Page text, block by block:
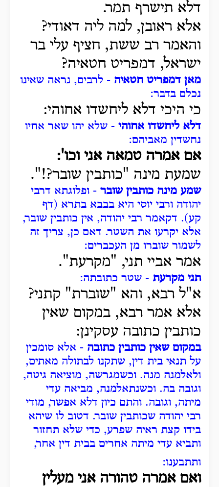
דלא תישרף תמר.
אלא ראובן, למה ליה דאודי?
והאמר רב ששת, חציף עלי בר
ישראל, דמפריט חטאיה?
מאן דמפריט חטאיה - לרבים, נראה שאינו
נכלם בדבר:
כי היכי דלא ליחשדו אחוהי:
דלא ליחשדו אחוהי - שלא יהו שאר אחיו
נחשדין מאביהם:
אם אמרה טמאה אני וכו':
שמעת מינה "כותבין שובר?!".
שמע מינה כותבין שובר - ופלוגתא דרבי
יהודה ורבי יוסי היא בבבא בתרא (דף
קע). דקאמר רבי יהודה, אין כותבין שובר,
אלא יקרעו את השטר. דאם כן, צריך זה
לשמור שוברו מן העכברים:
אמר אביי תני, "מקרעת".
תני מקרעת - שטר כתובתה:
א"ל רבא, והא "שוברת" קתני?
אלא אמר רבא, במקום שאין
כותבין כתובה עסקינן:
במקום שאין כותבין כתובה - אלא סומכין
על תנאי בית דין, שתקנו לבתולה מאתים,
ולאלמנה מנה. וכשמגרשה, מוציאה גיטה,
וגובה בה. וכשנתאלמנה, מביאה עדי
מיתה, וגובה. והתם כיון דלא אפשר, מודי
רבי יהודה שכותבין שובר. דטוב לו שיהא
בידו קצת ראיה שפרע, כדי שלא תחזור
ותביא עדי מיתה אחרים בבית דין אחר,
ותתבענו:
ואם אמרה טהורה אני מעלין